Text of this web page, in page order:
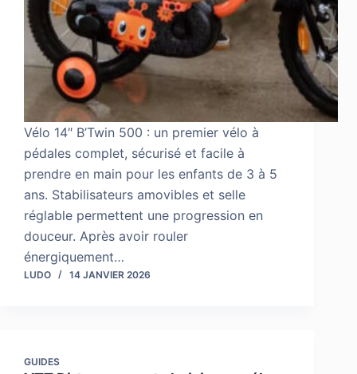
Vélo 14″ B’Twin 500 : un premier vélo à
pédales complet, sécurisé et facile à
prendre en main pour les enfants de 3 à 5
ans. Stabilisateurs amovibles et selle
réglable permettent une progression en
douceur. Après avoir rouler
énergiquement…
LUDO 14 JANVIER 2026
GUIDES